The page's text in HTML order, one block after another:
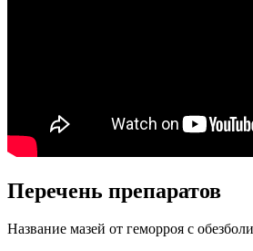
Перечень препаратов
Название мазей от геморроя с